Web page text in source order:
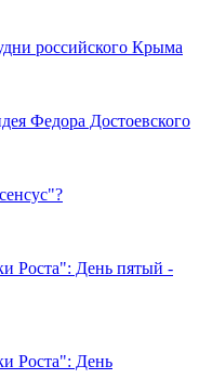
российского Крыма
Федора Достоевского
Роста": День пятый -
Роста": День